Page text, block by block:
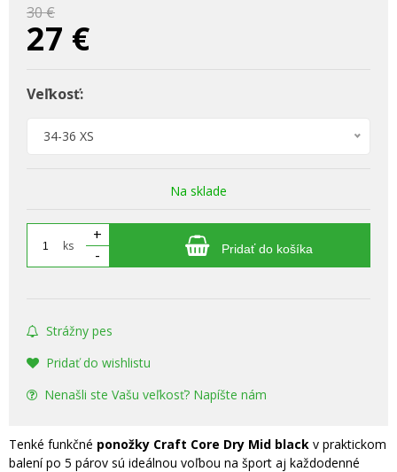
30 €
27 €
Veľkosť:
34-36 XS
Na sklade
ks
+
-
Pridať do košíka
Strážny pes
Pridať do wishlistu
Nenašli ste Vašu veľkosť? Napíšte nám
Tenké funkčné ponožky Craft Core Dry Mid black v praktickom
balení po 5 párov sú ideálnou voľbou na šport aj každodenné